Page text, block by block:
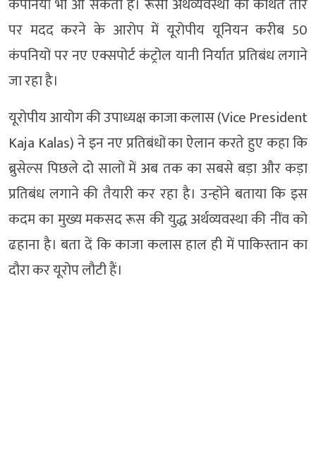
कंपनियां भी आ सकती हैं। रूसी अर्थव्यवस्था की कथित तौर
पर मदद करने के आरोप में यूरोपीय यूनियन करीब 50
कंपनियों पर नए एक्सपोर्ट कंट्रोल यानी निर्यात प्रतिबंध लगाने
जा रहा है।
यूरोपीय आयोग की उपाध्यक्ष काजा कलास (Vice President
Kaja Kalas) ने इन नए प्रतिबंधों का ऐलान करते हुए कहा कि
ब्रुसेल्स पिछले दो सालों में अब तक का सबसे बड़ा और कड़ा
प्रतिबंध लगाने की तैयारी कर रहा है। उन्होंने बताया कि इस
कदम का मुख्य मकसद रूस की युद्ध अर्थव्यवस्था की नींव को
ढहाना है। बता दें कि काजा कलास हाल ही में पाकिस्तान का
दौरा कर यूरोप लौटी हैं।